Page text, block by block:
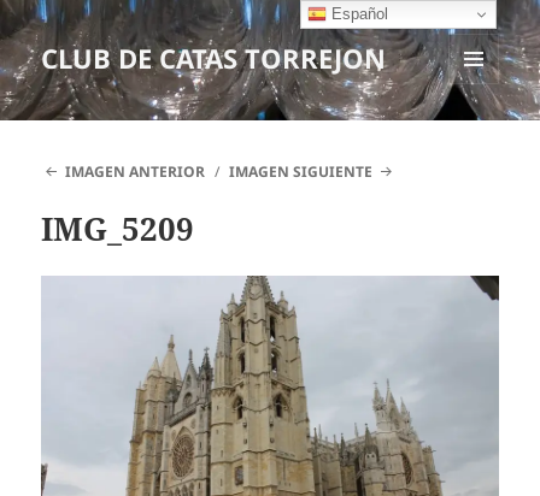
CLUB DE CATAS TORREJON
MENÚ
Y
IMAGEN ANTERIOR
IMAGEN SIGUIENTE
IMG_5209
Español